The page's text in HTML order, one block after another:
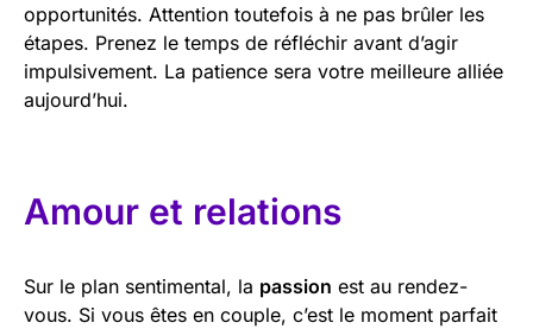
opportunités. Attention toutefois à ne pas brûler les
étapes. Prenez le temps de réfléchir avant d’agir
impulsivement. La patience sera votre meilleure alliée
aujourd’hui.
Amour et relations
Sur le plan sentimental, la passion est au rendez-
vous. Si vous êtes en couple, c’est le moment parfait